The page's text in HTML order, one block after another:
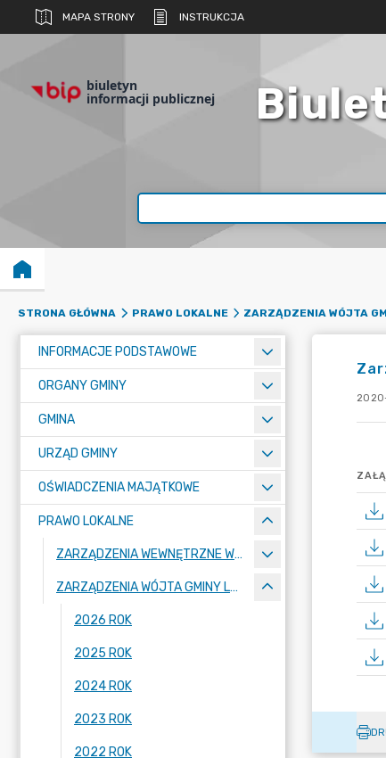
MAPA STRONY INSTRUKCJA
biuletyn
informacji publicznej
STRONA GŁÓWNA PRAWO LOKALNE ZARZĄDZENIA WÓJTA
INFORMACJE PODSTAWOWE
ORGANY GMINY
GMINA
URZĄD GMINY
OŚWIADCZENIA MAJĄTKOWE
PRAWO LOKALNE
ZARZĄDZENIA WEWNĘTRZNE WÓJTA GMINY LUBAŃ
ZARZĄDZENIA WÓJTA GMINY LUBAŃ
2026 ROK
2025 ROK
2024 ROK
2023 ROK
2022 ROK